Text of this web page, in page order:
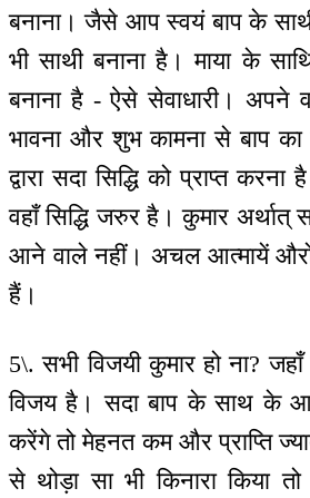
बनाना। जैसे आप स्वयं बाप के
भी साथी बनाना है। माया के
बनाना है - ऐसे सेवाधारी। अपने
भावना और शुभ कामना से बाप का
द्वारा सदा सिद्धि को प्राप्त
वहाँ सिद्धि जरुर है। कुमार
आने वाले नहीं। अचल आत्मायें
हैं।
5\. सभी विजयी कुमार हो ना?
विजय है। सदा बाप के साथ के
करेंगे तो मेहनत कम और प्राप्ति
से थोड़ा सा भी किनारा किया तो